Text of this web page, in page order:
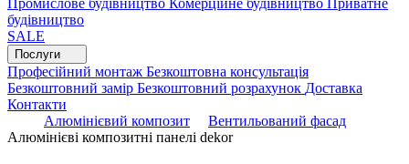
Промислове будівництво Комерційне будівництво Приватне
будівництво
SALE
Послуги
Професійний монтаж Безкоштовна консультація
Безкоштовний замір Безкоштовний розрахунок Доставка
Контакти
Алюмінієвий композит
Вентильований фасад
Алюмінієві композитні панелі dekor